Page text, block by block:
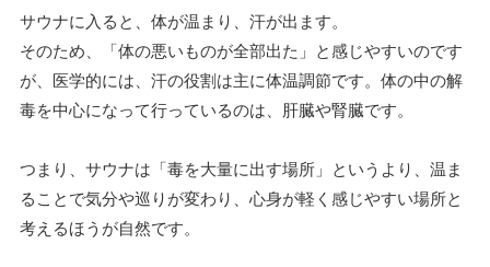
サウナに入ると、体が温まり、汗が出ます。
そのため、「体の悪いものが全部出た」と感じやすいのです
が、医学的には、汗の役割は主に体温調節です。体の中の解
毒を中心になって行っているのは、肝臓や腎臓です。
つまり、サウナは「毒を大量に出す場所」というより、温ま
ることで気分や巡りが変わり、心身が軽く感じやすい場所と
考えるほうが自然です。